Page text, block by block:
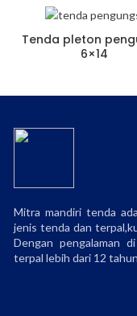
Tenda pleton
6×14
Mitra mandiri tenda
jenis tenda dan
Dengan pengalaman
terpal lebih dari 12